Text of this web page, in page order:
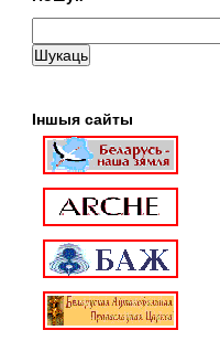
Іншыя сайты